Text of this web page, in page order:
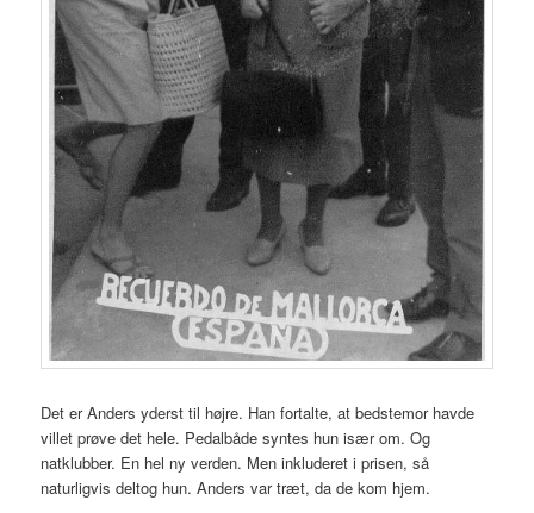
Det er Anders yderst til højre. Han fortalte, at bedstemor havde
villet prøve det hele. Pedalbåde syntes hun især om. Og
natklubber. En hel ny verden. Men inkluderet i prisen, så
naturligvis deltog hun. Anders var træt, da de kom hjem.